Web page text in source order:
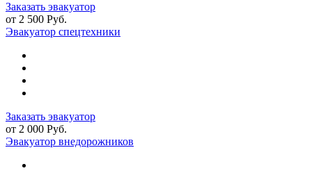
Заказать эвакуатор
от 2 500 Руб.
Эвакуатор спецтехники
Заказать эвакуатор
от 2 000 Руб.
Эвакуатор внедорожников